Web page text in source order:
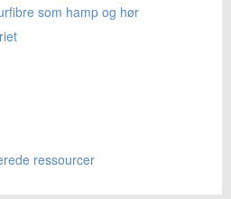
som hamp og hør
ressourcer